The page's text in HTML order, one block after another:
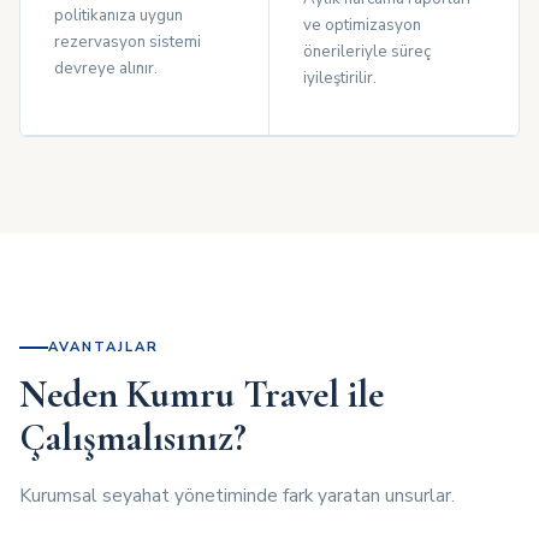
politikanıza uygun
rezervasyon sistemi
devreye alınır.
ve optimizasyon
önerileriyle süreç
iyileştirilir.
AVANTAJLAR
Neden Kumru Travel ile
Çalışmalısınız?
Kurumsal seyahat yönetiminde fark yaratan unsurlar.